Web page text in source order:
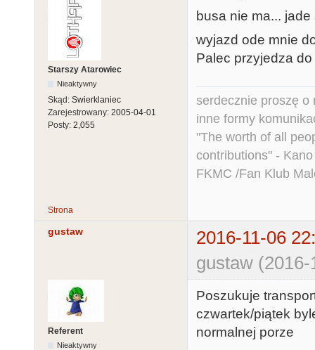
Starszy Atarowiec
Nieaktywny
Skąd: Swierklaniec
Zarejestrowany: 2005-04-01
Posty: 2,055
busa nie ma...
wyjazd ode mnie
Palec przyjedza do
serdecznie proszę o
inne formy
"The worth of all
contributions" -
FKMC /Fan Klub
Strona
gustaw
2016-11-06
gustaw
Referent
Nieaktywny
Poszukuje
czwartek/piątek
normalnej porze